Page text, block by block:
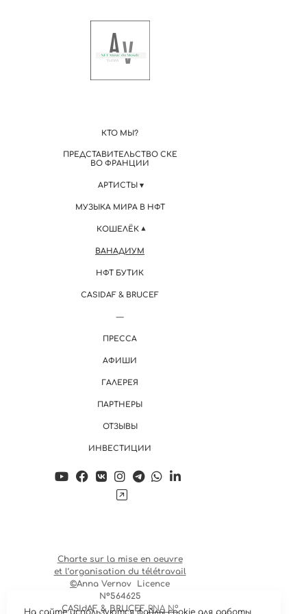
КТО МЫ?
ПРЕДСТАВИТЕЛЬСТВО СКЕ
ВО ФРАНЦИИ
АРТИСТЫ
МУЗЫКА МИРА В НФТ
КОШЕЛЁК
ВАНАДИУМ
НФТ БУТИК
CASIDAF & BRUCEF
ПРЕССА
АФИШИ
ГАЛЕРЕЯ
ПАРТНЕРЫ
ОТЗЫВЫ
ИНВЕСТИЦИИ
Charte sur la mise en oeuvre
et l’organisation du télétravail
©Anna Vernov
Licence
N°564625
CASIdAF & BRUCEFRNA N°
На сайте используются файлы cookie для работы